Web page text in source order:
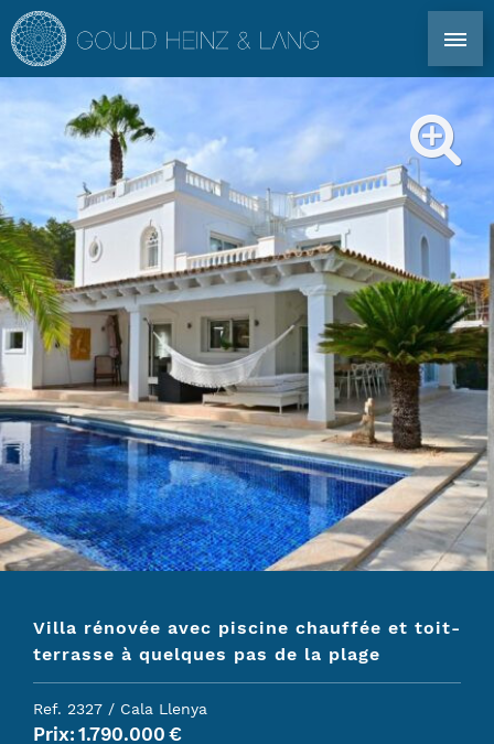
CONTACT DIRECT : TEL. +34 971 339 305
EN DE ES
IMMOBILIER IBIZA
CO-OWNERSHIP
POUR LES PROPRIÉTAIRES
PROFIL
MARCHÉ
DEMANDE
SERVICE
L’ÉQUIPE
Villa rénovée avec piscine chauffée et toit-
terrasse à quelques pas de la plage
Ref. 2327 / Cala Llenya
Prix: 1.790.000 €